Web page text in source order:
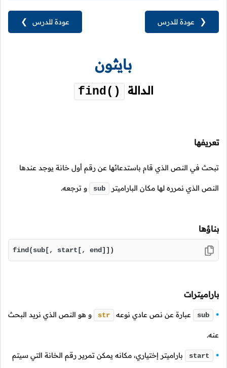
عودة للدرس ❯ ❮ عودة للدرس
بايثون
الدالة find()
تعريفها
تبحث في النص الذي قام باستدعائها عن رقم أول خانة يوجد عندها
النص الذي نمرره لها مكان الباراميتر sub و ترجعه.
بناؤها
find(sub[, start[, end]])
باراميترات
sub عبارة عن نص عادي نوعه str و هو النص الذي نريد البحث
عنه.
start باراميتر إختياري، مكانه يمكن تمرير رقم الخانة التي سيتم